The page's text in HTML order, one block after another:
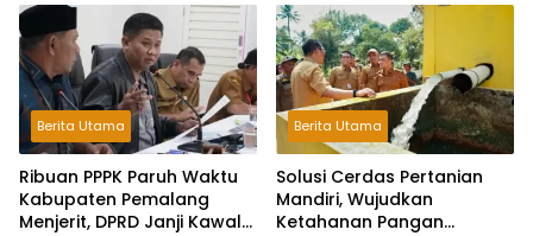
Santunan Anak Yatim
Berita Utama
Ribuan PPPK Paruh Waktu
Kabupaten Pemalang
Menjerit, DPRD Janji Kawal
Berita Utama
Solusi Cerdas Pertanian
Mandiri, Wujudkan
Ketahanan Pangan